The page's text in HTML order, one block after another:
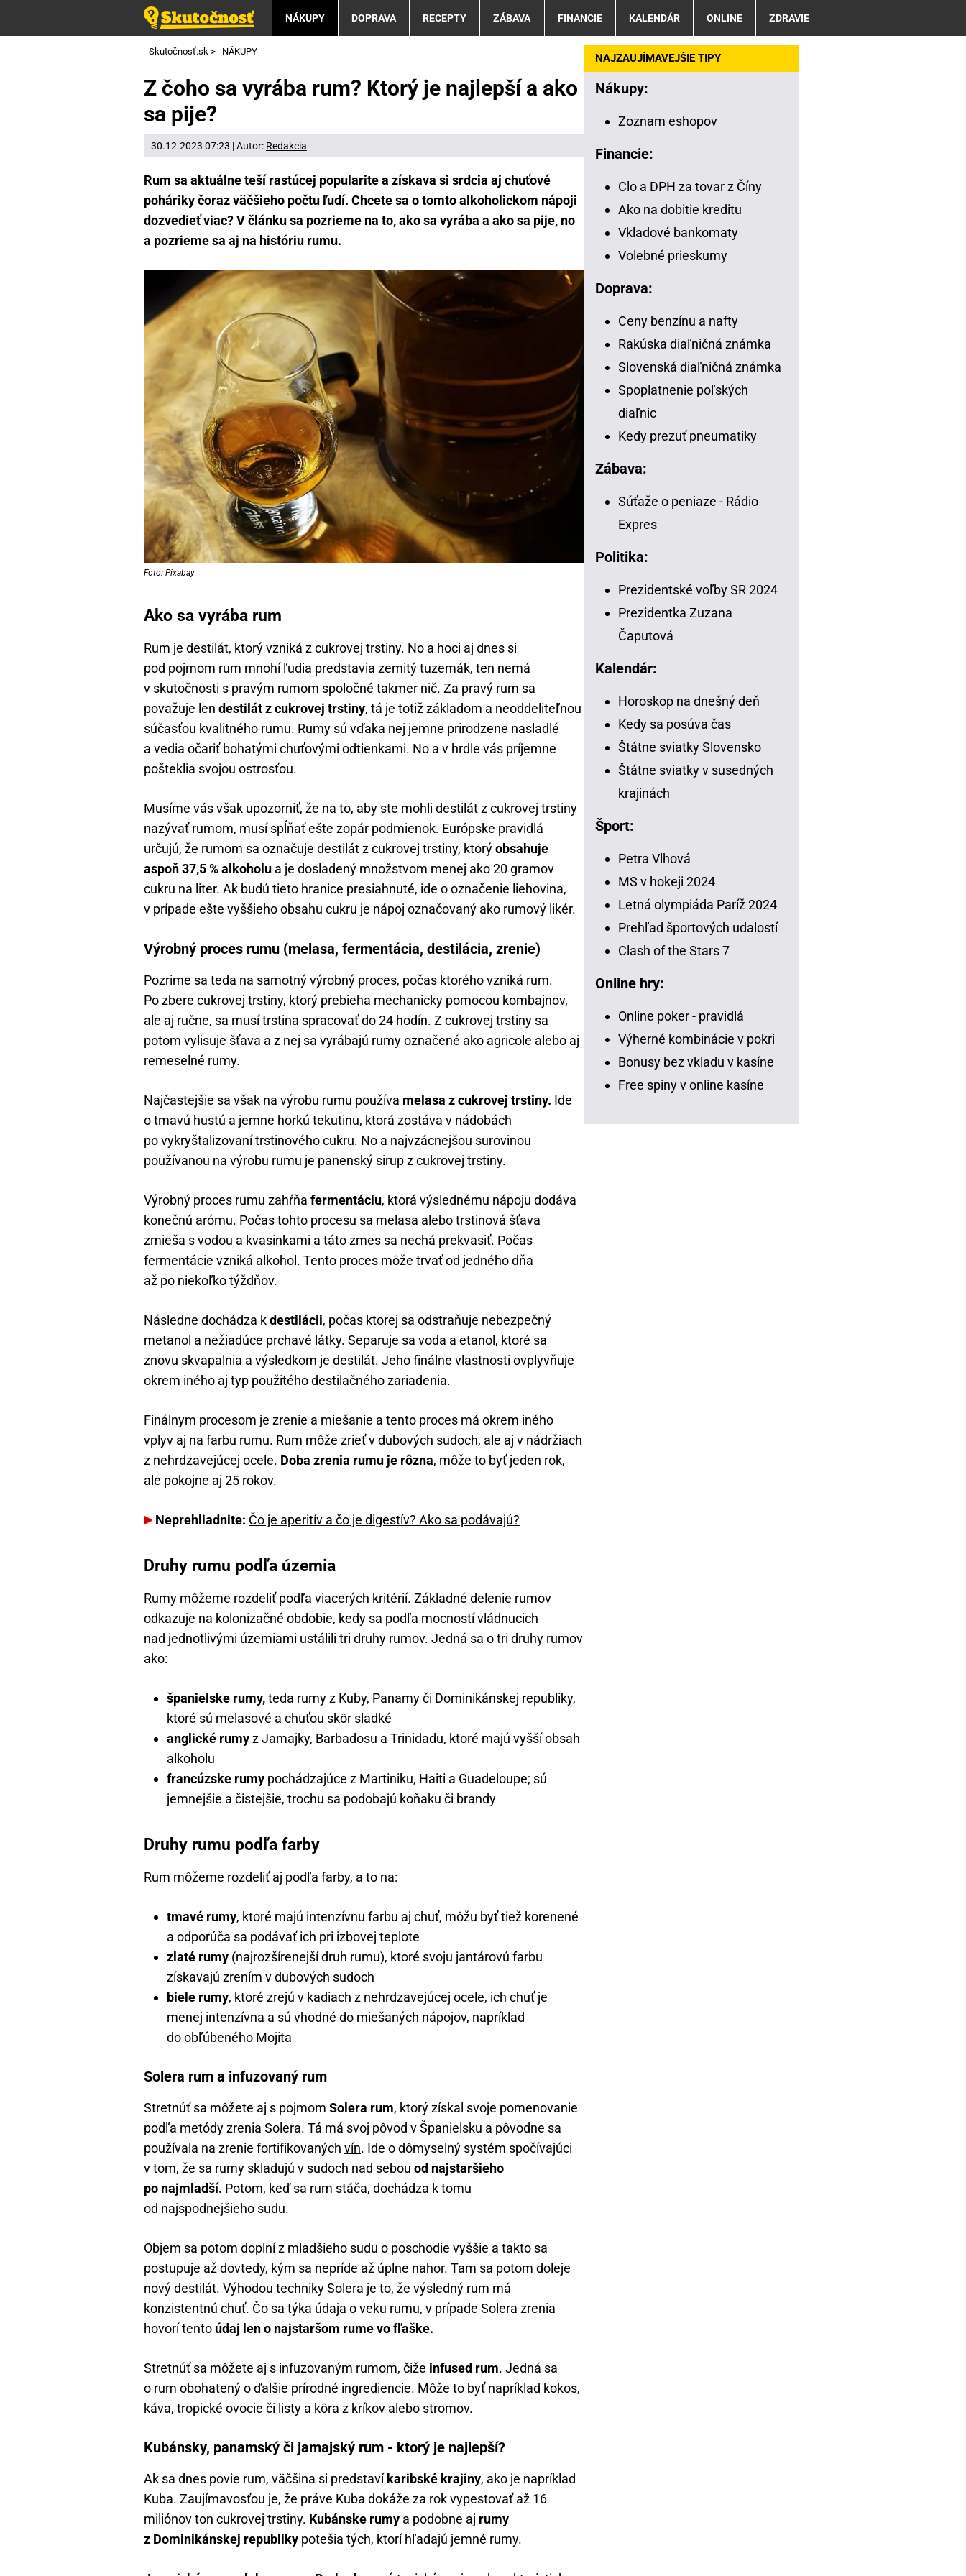
NÁKUPY DOPRAVA RECEPTY ZÁBAVA FINANCIE KALENDÁR ONLINE ZDRAVIE
Skutočnosť.sk > NÁKUPY
Z čoho sa vyrába rum? Ktorý je najlepší a ako
sa pije?
30.12.2023 07:23 | Autor: Redakcia
Rum sa aktuálne teší rastúcej popularite a získava si srdcia aj chuťové
poháriky čoraz väčšieho počtu ľudí. Chcete sa o tomto alkoholickom nápoji
dozvedieť viac? V článku sa pozrieme na to, ako sa vyrába a ako sa pije, no
a pozrieme sa aj na históriu rumu.
Foto: Pixabay
Ako sa vyrába rum
Rum je destilát, ktorý vzniká z cukrovej trstiny. No a hoci aj dnes si
pod pojmom rum mnohí ľudia predstavia zemitý tuzemák, ten nemá
v skutočnosti s pravým rumom spoločné takmer nič. Za pravý rum sa
považuje len destilát z cukrovej trstiny, tá je totiž základom a neoddeliteľnou
súčasťou kvalitného rumu. Rumy sú vďaka nej jemne prirodzene nasladlé
a vedia očariť bohatými chuťovými odtienkami. No a v hrdle vás príjemne
pošteklia svojou ostrosťou.
Musíme vás však upozorniť, že na to, aby ste mohli destilát z cukrovej trstiny
nazývať rumom, musí spĺňať ešte zopár podmienok. Európske pravidlá
určujú, že rumom sa označuje destilát z cukrovej trstiny, ktorýobsahuje
aspoň 37,5 % alkoholu a je dosladený množstvom menej ako 20 gramov
cukru na liter. Ak budú tieto hranice presiahnuté, ide o označenie liehovina,
v prípade ešte vyššieho obsahu cukru je nápoj označovaný ako rumový likér.
Výrobný proces rumu (melasa, fermentácia, destilácia, zrenie)
Pozrime sa teda na samotný výrobný proces, počas ktorého vzniká rum.
Po zbere cukrovej trstiny, ktorý prebieha mechanicky pomocou kombajnov,
ale aj ručne, sa musí trstina spracovať do 24 hodín. Z cukrovej trstiny sa
potom vylisuje šťava a z nej sa vyrábajú rumy označené ako agricole alebo aj
remeselné rumy.
Najčastejšie sa však na výrobu rumu používa melasa z cukrovej trstiny. Ide
o tmavú hustú a jemne horkú tekutinu, ktorá zostáva v nádobách
po vykryštalizovaní trstinového cukru. No a najvzácnejšou surovinou
používanou na výrobu rumu je panenský sirup z cukrovej trstiny.
Výrobný proces rumu zahŕňa fermentáciu, ktorá výslednému nápoju dodáva
konečnú arómu. Počas tohto procesu sa melasa alebo trstinová šťava
zmieša s vodou a kvasinkami a táto zmes sa nechá prekvasiť. Počas
fermentácie vzniká alkohol. Tento proces môže trvať od jedného dňa
až po niekoľko týždňov.
Následne dochádza kdestilácii, počas ktorej sa odstraňuje nebezpečný
metanol a nežiadúce prchavé látky. Separuje sa voda a etanol, ktoré sa
znovu skvapalnia a výsledkom je destilát. Jeho finálne vlastnosti ovplyvňuje
okrem iného aj typ použitého destilačného zariadenia.
Finálnym procesom je zrenie a miešanie a tento proces má okrem iného
vplyv aj na farbu rumu. Rum môže zrieť v dubových sudoch, ale aj v nádržiach
z nehrdzavejúcej ocele. Doba zrenia rumu je rôzna, môže to byť jeden rok,
ale pokojne aj 25 rokov.
Neprehliadnite: Čo je aperitív a čo je digestív? Ako sa podávajú?
Druhy rumu podľa územia
Rumy môžeme rozdeliť podľa viacerých kritérií. Základné delenie rumov
odkazuje na kolonizačné obdobie, kedy sa podľa mocností vládnucich
nad jednotlivými územiami ustálili tri druhy rumov. Jedná sa o tri druhy rumov
ako:
španielske rumy,teda rumy z Kuby, Panamy či Dominikánskej republiky,
ktoré sú melasové a chuťou skôr sladké
anglické rumyz Jamajky, Barbadosu a Trinidadu, ktoré majú vyšší obsah
alkoholu
francúzske rumy pochádzajúce z Martiniku, Haiti a Guadeloupe; sú
jemnejšie a čistejšie, trochu sa podobajú koňaku či brandy
Druhy rumu podľa farby
Rum môžeme rozdeliť aj podľa farby, a to na:
tmavé rumy, ktoré majú intenzívnu farbu aj chuť, môžu byť tiež korenené
a odporúča sa podávať ich pri izbovej teplote
zlaté rumy (najrozšírenejší druh rumu), ktoré svoju jantárovú farbu
získavajú zrením v dubových sudoch
biele rumy, ktoré zrejú v kadiach z nehrdzavejúcej ocele, ich chuť je
menej intenzívna a sú vhodné do miešaných nápojov, napríklad
do obľúbeného Mojita
Solera rum a infuzovaný rum
Stretnúť sa môžete aj s pojmom Solera rum, ktorý získal svoje pomenovanie
podľa metódy zrenia Solera. Tá má svoj pôvod v Španielsku a pôvodne sa
používala na zrenie fortifikovaných vín. Ide o dômyselný systém spočívajúci
v tom, že sa rumy skladujú v sudoch nad sebou od najstaršieho
po najmladší. Potom, keď sa rum stáča, dochádza k tomu
od najspodnejšieho sudu.
Objem sa potom doplní z mladšieho sudu o poschodie vyššie a takto sa
postupuje až dovtedy, kým sa nepríde až úplne nahor. Tam sa potom doleje
nový destilát. Výhodou techniky Solera je to, že výsledný rum má
konzistentnú chuť. Čo sa týka údaja o veku rumu, v prípade Solera zrenia
hovorí tento údaj len o najstaršom rume vo fľaške.
Stretnúť sa môžete aj s infuzovaným rumom, čiže infused rum. Jedná sa
o rum obohatený o ďalšie prírodné ingrediencie. Môže to byť napríklad kokos,
káva, tropické ovocie či listy a kôra z kríkov alebo stromov.
Kubánsky, panamský či jamajský rum - ktorý je najlepší?
Ak sa dnes povie rum, väčšina si predstavíkaribské krajiny, ako je napríklad
Kuba. Zaujímavosťou je, že práve Kuba dokáže za rok vypestovať až 16
miliónov ton cukrovej trstiny. Kubánske rumy a podobne aj rumy
z Dominikánskej republiky potešia tých, ktorí hľadajú jemné rumy.
NAJZAUJÍMAVEJŠIE TIPY
Nákupy:
Zoznam eshopov
Financie:
Clo a DPH za tovar z Číny
Ako na dobitie kreditu
Vkladové bankomaty
Volebné prieskumy
Doprava:
Ceny benzínu a nafty
Rakúska diaľničná známka
Slovenská diaľničná známka
Spoplatnenie poľských
diaľnic
Kedy prezuť pneumatiky
Zábava:
Súťaže o peniaze - Rádio
Expres
Politika:
Prezidentské voľby SR 2024
Prezidentka Zuzana
Čaputová
Kalendár:
Horoskop na dnešný deň
Kedy sa posúva čas
Štátne sviatky Slovensko
Štátne sviatky v susedných
krajinách
Šport:
Petra Vlhová
MS v hokeji 2024
Letná olympiáda Paríž 2024
Prehľad športových udalostí
Clash of the Stars 7
Online hry:
Online poker - pravidlá
Výherné kombinácie v pokri
Bonusy bez vkladu v kasíne
Free spiny v online kasíne